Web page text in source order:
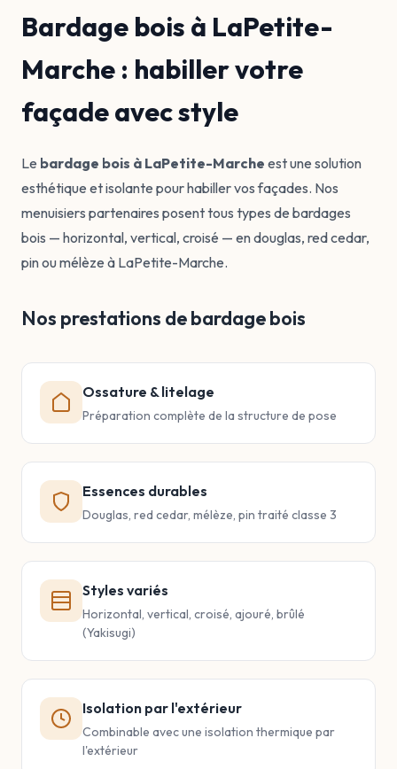
Bardage bois à LaPetite-
Marche : habiller votre
façade avec style
Le bardage bois à LaPetite-Marche est une solution
esthétique et isolante pour habiller vos façades. Nos
menuisiers partenaires posent tous types de bardages
bois — horizontal, vertical, croisé — en douglas, red cedar,
pin ou mélèze à LaPetite-Marche.
Nos prestations de bardage bois
Ossature & litelage
Préparation complète de la structure de pose
Essences durables
Douglas, red cedar, mélèze, pin traité classe 3
Styles variés
Horizontal, vertical, croisé, ajouré, brûlé
(Yakisugi)
Isolation par l'extérieur
Combinable avec une isolation thermique par
l'extérieur